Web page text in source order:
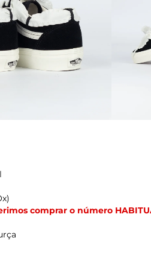
comprar o número